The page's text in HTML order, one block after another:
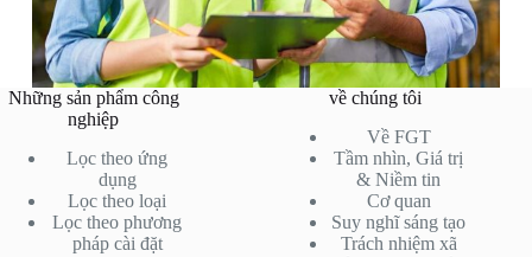
Những sản phẩm công
nghiệp
Lọc theo ứng
dụng
Lọc theo loại
Lọc theo phương
pháp cài đặt
về chúng tôi
Về FGT
Tầm nhìn, Giá trị
& Niềm tin
Cơ quan
Suy nghĩ sáng tạo
Trách nhiệm xã